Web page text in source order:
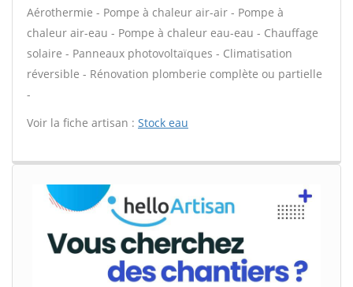
Aérothermie - Pompe à chaleur air-air - Pompe à
chaleur air-eau - Pompe à chaleur eau-eau - Chauffage
solaire - Panneaux photovoltaïques - Climatisation
réversible - Rénovation plomberie complète ou partielle
-
Voir la fiche artisan : Stock eau